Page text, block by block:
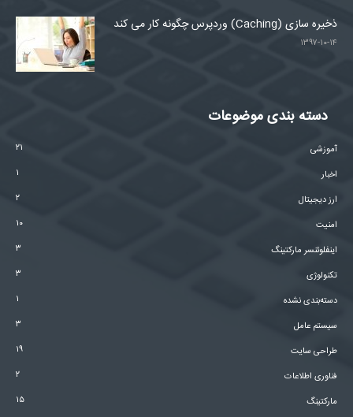
ذخیره سازی (Caching) وردپرس چگونه کار می کند
۱۳۹۷-۱۰-۱۴
دسته بندی موضوعات
آموزشی
۲۱
اخبار
۱
ارز دیجیتال
۲
امنیت
۱۰
اینفلوئنسر مارکتینگ
۳
تکنولوژی
۳
دسته‌بندی نشده
۱
سیستم عامل
۳
طراحی سایت
۱۹
فناوری اطلاعات
۲
مارکتینگ
۱۵